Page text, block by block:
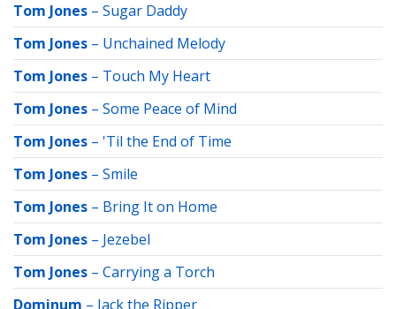
Tom Jones – Sugar Daddy
Tom Jones – Unchained Melody
Tom Jones – Touch My Heart
Tom Jones – Some Peace of Mind
Tom Jones – 'Til the End of Time
Tom Jones – Smile
Tom Jones – Bring It on Home
Tom Jones – Jezebel
Tom Jones – Carrying a Torch
Dominum – Jack the Ripper